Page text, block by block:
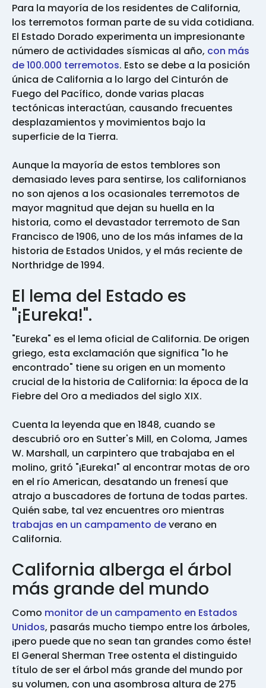
Para la mayoría de los residentes de California,
los terremotos forman parte de su vida cotidiana.
El Estado Dorado experimenta un impresionante
número de actividades sísmicas al año, con más
de 100.000 terremotos. Esto se debe a la posición
única de California a lo largo del Cinturón de
Fuego del Pacífico, donde varias placas
tectónicas interactúan, causando frecuentes
desplazamientos y movimientos bajo la
superficie de la Tierra.
Aunque la mayoría de estos temblores son
demasiado leves para sentirse, los californianos
no son ajenos a los ocasionales terremotos de
mayor magnitud que dejan su huella en la
historia, como el devastador terremoto de San
Francisco de 1906, uno de los más infames de la
historia de Estados Unidos, y el más reciente de
Northridge de 1994.
El lema del Estado es
"¡Eureka!".
"Eureka" es el lema oficial de California. De origen
griego, esta exclamación que significa "lo he
encontrado" tiene su origen en un momento
crucial de la historia de California: la época de la
Fiebre del Oro a mediados del siglo XIX.
Cuenta la leyenda que en 1848, cuando se
descubrió oro en Sutter's Mill, en Coloma, James
W. Marshall, un carpintero que trabajaba en el
molino, gritó "¡Eureka!" al encontrar motas de oro
en el río American, desatando un frenesí que
atrajo a buscadores de fortuna de todas partes.
Quién sabe, tal vez encuentres oro mientras
trabajas en un campamento deverano en
California.
California alberga el árbol
más grande del mundo
Como monitor de un campamento en Estados
Unidos, pasarás mucho tiempo entre los árboles,
¡pero puede que no sean tan grandes como éste!
El General Sherman Tree ostenta el distinguido
título de ser el árbol más grande del mundo por
su volumen, con una asombrosa altura de 275